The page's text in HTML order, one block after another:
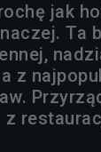
jak
Ta
z